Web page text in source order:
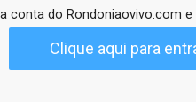
conta do Rondoniaovivo.com
Clique aqui para